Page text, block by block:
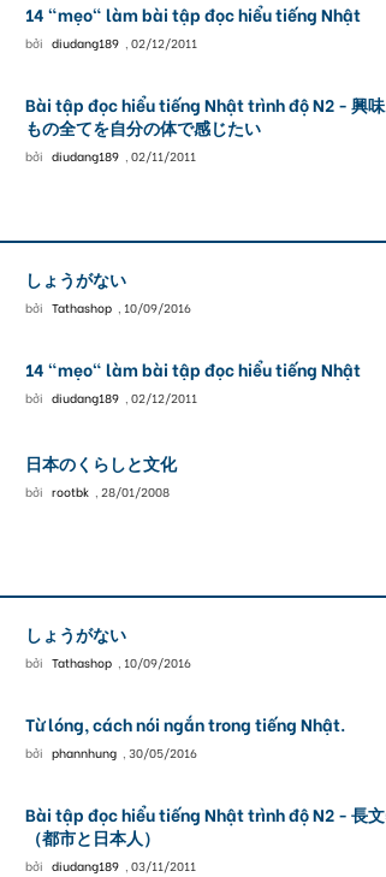
14 "mẹo" làm bài tập đọc hiểu tiếng Nhật
bởi diudang189 , 02/12/2011
Bài tập đọc hiểu tiếng Nhật trình độ N2 - 興
もの全てを自分の体で感じたい
bởi diudang189 , 02/11/2011
しょうがない
bởi Tathashop , 10/09/2016
14 "mẹo" làm bài tập đọc hiểu tiếng Nhật
bởi diudang189 , 02/12/2011
日本のくらしと文化
bởi rootbk , 28/01/2008
しょうがない
bởi Tathashop , 10/09/2016
Từ lóng, cách nói ngắn trong tiếng Nhật.
bởi phannhung , 30/05/2016
Bài tập đọc hiểu tiếng Nhật trình độ N2 -
（都市と日本人）
bởi diudang189 , 03/11/2011